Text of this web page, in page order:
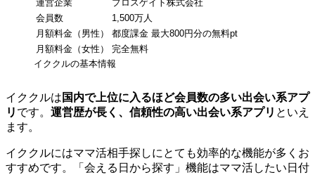
運営企業
プロスゲイト株式会社
会員数
1,500万人
月額料金（男性）
都度課金 最大800円分の無料pt
月額料金（女性）
完全無料
イククルの基本情報
イククルは 国内で上位に入るほど会員数の多い出会い系アプ
リ です。 運営歴が長く、信頼性の高い出会い系アプリ といえ
ます。
イククルにはママ活相手探しにとても効率的な機能が多くお
すすめです。「会える日から探す」機能はママ活したい日付